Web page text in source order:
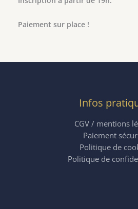
Paiement sur place !
Infos
CGV / mentions
Paiement
Politique de
Politique de